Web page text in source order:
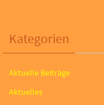
Kategorien
Aktuelle Beiträge
Aktuelles